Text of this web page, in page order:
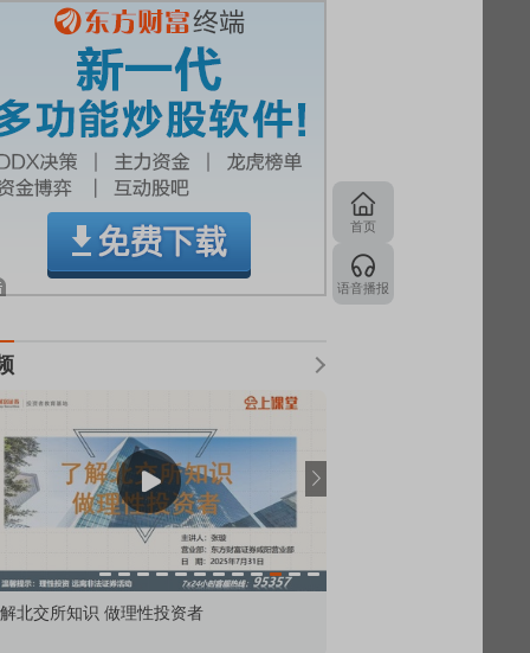
市价委托那么多种，究竟怎么用？
首页
语音播报